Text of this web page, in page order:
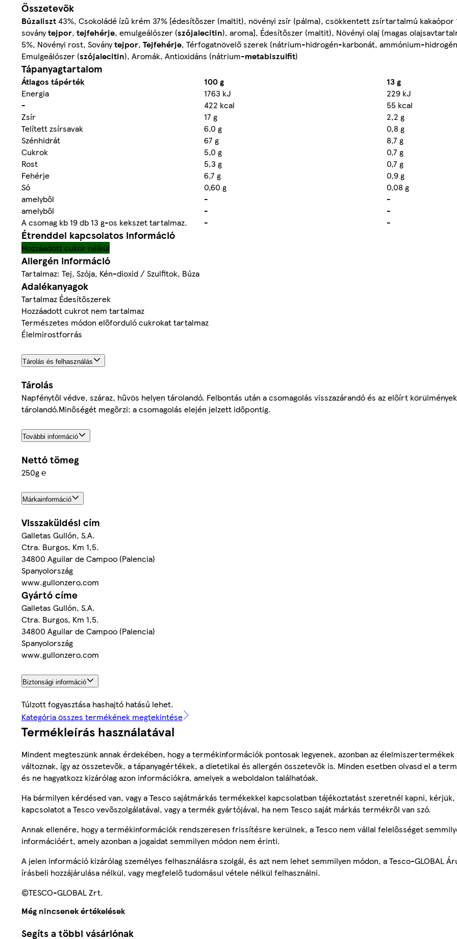
Összetevők
Búzaliszt43%, Csokoládé ízű krém 37% [édesítőszer (maltit), növényi zsír (pálma), csökkentett zsírtartalmú kakaópor
soványtejpor, tejfehérje, emulgeálószer (szójalecitin), aroma], Édesítőszer (maltit), Növényi olaj (magas
5%, Növényi rost, Soványtejpor, Tejfehérje, Térfogatnövelő szerek (nátrium-hidrogén-karbonát, ammónium-
Emulgeálószer (szójalecitin), Aromák, Antioxidáns (nátrium-metabiszulfit)
Tápanyagtartalom
Átlagos tápérték 100 g
13 g
Energia
1763 kJ
229 kJ
-
422 kcal
55 kcal
Zsír
17 g
2,2 g
Telített zsírsavak
6,0 g
0,8 g
Szénhidrát
67 g
8,7 g
Cukrok
5,0 g
0,7 g
Rost
5,3 g
0,7 g
Fehérje
6,7 g
0,9 g
Só
0,60 g
0,08 g
amelyből
-
-
amelyből
-
-
A csomag kb 19 db 13 g-os kekszet tartalmaz.
- -
Étrenddel kapcsolatos információ
Hozzáadott cukor nélkül
Allergén információ
Tartalmaz: Tej, Szója, Kén-dioxid / Szulfitok, Búza
Adalékanyagok
Tartalmaz Édesítőszerek
Hozzáadott cukrot nem tartalmaz
Természetes módon előforduló cukrokat tartalmaz
Élelmirostforrás
Tárolás és felhasználás
Tárolás
Napfénytől védve, száraz, hűvös helyen tárolandó. Felbontás után a csomagolás visszazárandó és az előírt
tárolandó.Minőségét megőrzi: a csomagolás elején jelzett időpontig.
További információ
Nettó tömeg
250g ℮
Márkainformáció
Visszaküldési cím
Galletas Gullón, S.A.
Ctra. Burgos, Km 1,5.
34800 Aguilar de Campoo (Palencia)
Spanyolország
www.gullonzero.com
Gyártó címe
Galletas Gullón, S.A.
Ctra. Burgos, Km 1,5.
34800 Aguilar de Campoo (Palencia)
Spanyolország
www.gullonzero.com
Biztonsági információ
Túlzott fogyasztása hashajtó hatású lehet.
Kategória összes termékének megtekintése
Termékleírás használatával
Mindent megteszünk annak érdekében, hogy a termékinformációk pontosak legyenek, azonban az
változnak, így az összetevők, a tápanyagértékek, a dietetikai és allergén összetevők is. Minden esetben olvasd el a
és ne hagyatkozz kizárólag azon információkra, amelyek a weboldalon találhatóak.
Ha bármilyen kérdésed van, vagy a Tesco sajátmárkás termékekkel kapcsolatban tájékoztatást szeretnél kapni, kérjük,
kapcsolatot a Tesco vevőszolgálatával, vagy a termék gyártójával, ha nem Tesco saját márkás termékről van szó.
Annak ellenére, hogy a termékinformációk rendszeresen frissítésre kerülnek, a Tesco nem vállal felelősséget
információért, amely azonban a jogaidat semmilyen módon nem érinti.
A jelen információ kizárólag személyes felhasználásra szolgál, és azt nem lehet semmilyen módon, a Tesco-GLOBAL
írásbeli hozzájárulása nélkül, vagy megfelelő tudomásul vétele nélkül felhasználni.
©TESCO-GLOBAL Zrt.
Még nincsenek értékelések
Segíts a többi vásárlónak